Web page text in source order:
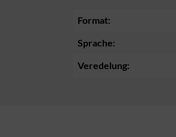
Format:
Sprache:
Veredelung: